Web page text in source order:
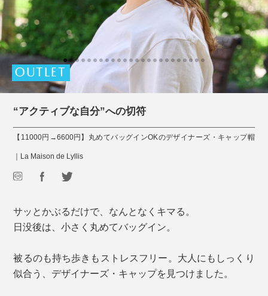
OUTLET
“アクティブな自分”への切符
【11000円→6600円】丸めてバッグインOKのデザイナーズ・キャップ帽
｜La Maison de Lyllis
サッとかぶるだけで、なんとなくキマる。
日没後は、小さく丸めてバッグイン。
被るのも持ち歩きもストレスフリー。大人にもしっくり
似合う、デザイナーズ・キャップを見つけました。